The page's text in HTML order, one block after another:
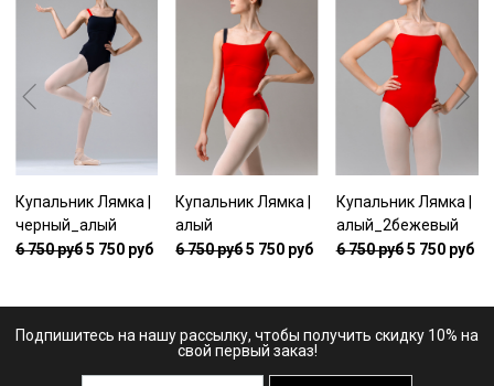
Купальник Лямка |
черный_алый
6 750 руб5 750 руб
Купальник Лямка |
алый
6 750 руб5 750 руб
Купальник Лямка |
алый_2бежевый
6 750 руб5 750 руб
Подпишитесь на нашу рассылку, чтобы получить скидку 10% на
свой первый заказ!